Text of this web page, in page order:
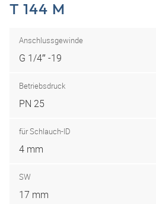
T 144 M
Anschlussgewinde
G 1/4″ -19
Betriebsdruck
PN 25
für Schlauch-ID
4 mm
SW
17 mm